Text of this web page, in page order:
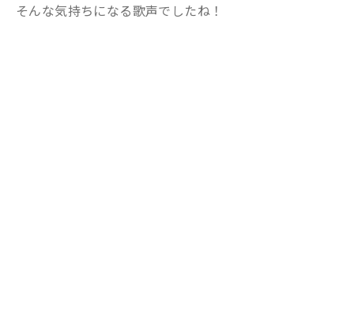
そんな気持ちになる歌声でしたね！